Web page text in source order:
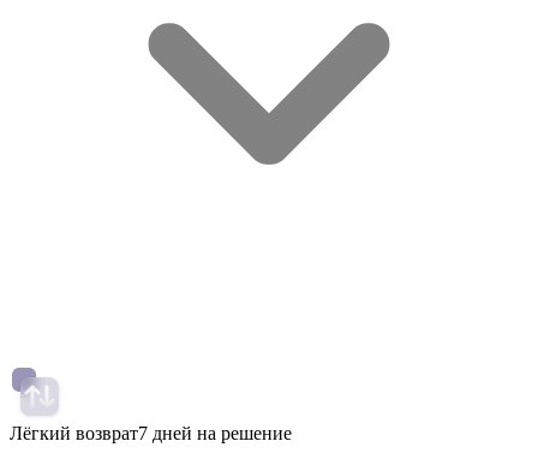
Лёгкий возврат7 дней на решение